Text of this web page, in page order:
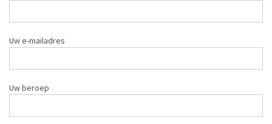
Uw e-mailadres
Uw beroep